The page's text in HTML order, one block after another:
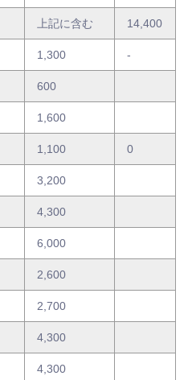
上記に含む 14,400
1,300 -
600
1,600
1,100 0
3,200
4,300
6,000
2,600
2,700
4,300
4,300